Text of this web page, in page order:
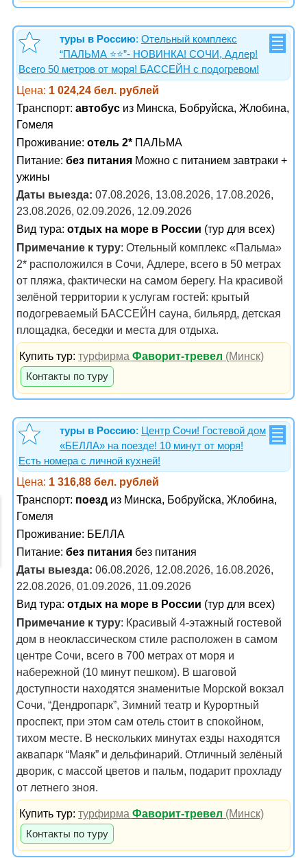
туры в Россию: Отельный комплекс
“ПАЛЬМА ⭐️⭐️”- НОВИНКА! СОЧИ, Адлер!
Всего 50 метров от моря! БАССЕЙН с подогревом!
Цена: 1 024,24 бел. рублей
Транспорт: автобус из Минска, Бобруйска, Жлобина,
Гомеля
Проживание: отель 2* ПАЛЬМА
Питание: без питания Можно с питанием завтраки +
ужины
Даты выезда: 07.08.2026, 13.08.2026, 17.08.2026,
23.08.2026, 02.09.2026, 12.09.2026
Вид тура: отдых на море в России (тур для всех)
Примечание к туру: Отельный комплекс «Пальма»
2* расположился в Сочи, Адлере, всего в 50 метрах
от пляжа, фактически на самом берегу. На красивой
зелёной территории к услугам гостей: крытый
подогреваемый БАССЕЙН сауна, бильярд, детская
площадка, беседки и места для отдыха.
Купить тур:турфирмаФаворит-тревел (Минск)
Контакты по туру
туры в Россию: Центр Сочи! Гостевой дом
«БЕЛЛА» на поезде! 10 минут от моря!
Есть номера с личной кухней!
Цена: 1 316,88 бел. рублей
Транспорт: поезд из Минска, Бобруйска, Жлобина,
Гомеля
Проживание: БЕЛЛА
Питание: без питания без питания
Даты выезда: 06.08.2026, 12.08.2026, 16.08.2026,
22.08.2026, 01.09.2026, 11.09.2026
Вид тура: отдых на море в России (тур для всех)
Примечание к туру: Красивый 4-этажный гостевой
дом в неоклассическом стиле расположен в самом
центре Сочи, всего в 700 метрах от моря и
набережной (10 минут пешком). В шаговой
доступности находятся знаменитые Морской вокзал
Сочи, “Дендропарк”, Зимний театр и Курортный
проспект, при этом сам отель стоит в спокойном,
тихом месте. В нескольких минутах езды находятся
аквапарк “Маяк” и дельфинарий. Отличный зелёный
дворик, с массой цветов и пальм, подарит прохладу
от летнего зноя.
Купить тур:турфирмаФаворит-тревел (Минск)
Контакты по туру